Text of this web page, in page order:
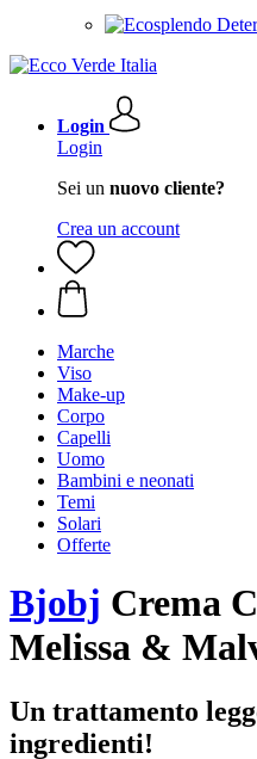
Login
Login
Sei un nuovo cliente?
Crea un account
Marche
Viso
Make-up
Corpo
Capelli
Uomo
Bambini e neonati
Temi
Solari
Offerte
Bjobj Crema
Melissa &
Un trattamento
ingredienti!